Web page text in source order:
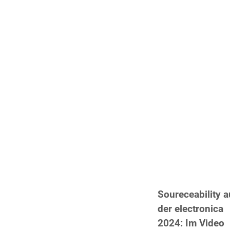
Soureceability
der electronica
2024: Im Video